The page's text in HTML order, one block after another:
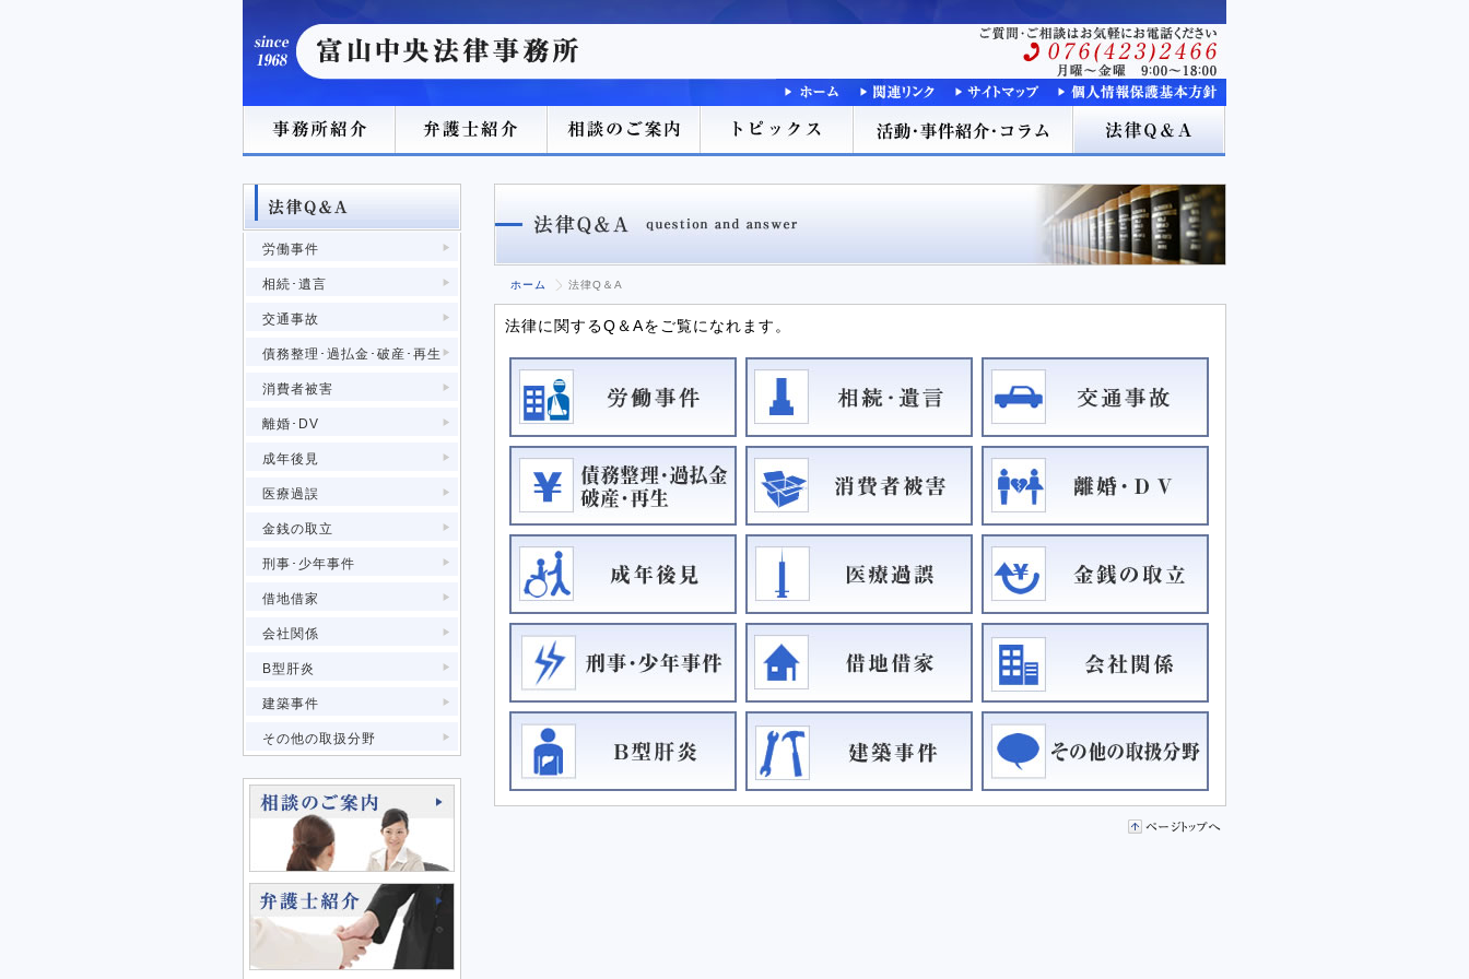
ホーム 法律Q＆A
法律に関するQ＆Aをご覧になれます。
労働事件
相続･遺言
交通事故
債務整理･過払金･破産･再生
消費者被害
離婚･DV
成年後見
医療過誤
金銭の取立
刑事･少年事件
借地借家
会社関係
B型肝炎
建築事件
その他の取扱分野